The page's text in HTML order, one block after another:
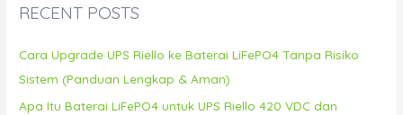
hRECENT POSTS
Cara Upgrade UPS Riello ke Baterai LiFePO4 Tanpa Risiko
Sistem (Panduan Lengkap & Aman)
Apa Itu Baterai LiFePO4 untuk UPS Riello 420 VDC dan